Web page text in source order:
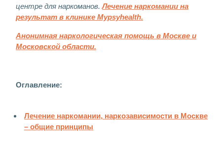
центре для наркоманов.Лечение наркомании на
результат в клинике Mypsyhealth.
Анонимная наркологическая помощь в Москве и
Московской области.
Оглавление:
Лечение наркомании, наркозависимости в Москве
– общие принципы